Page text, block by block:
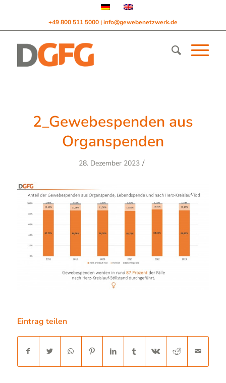
+49 800 511 5000 | info@gewebenetzwerk.de
2_Gewebespenden aus
Organspenden
28. Dezember 2023 /
Eintrag teilen